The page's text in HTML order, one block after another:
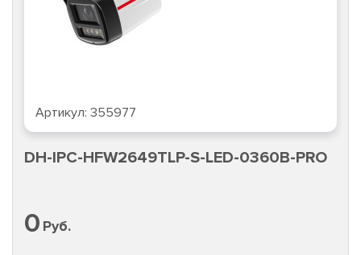
Артикул: 355977
DH-IPC-HFW2649TLP-S-LED-0360B-PRO
0 Руб.